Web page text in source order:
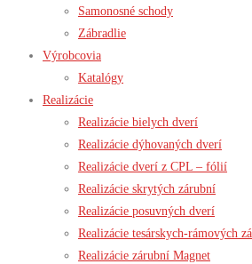
Samonosné schody
Zábradlie
Výrobcovia
Katalógy
Realizácie
Realizácie bielych dverí
Realizácie dýhovaných dverí
Realizácie dverí z CPL – fólií
Realizácie skrytých zárubní
Realizácie posuvných dverí
Realizácie tesárskych-rámových
Realizácie zárubní Magnet